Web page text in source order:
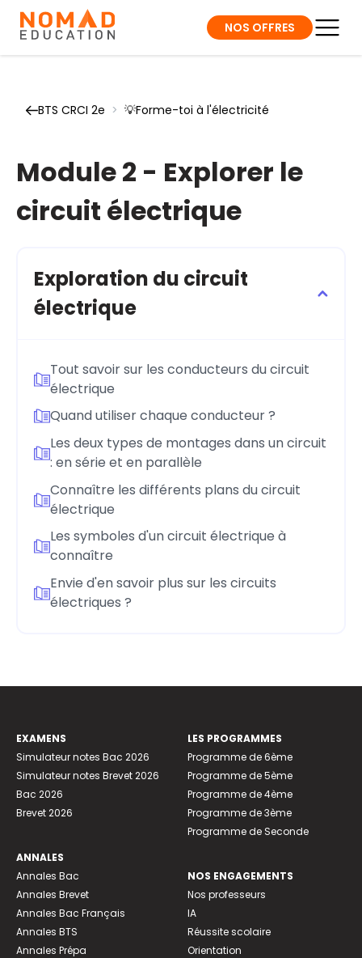
NOS OFFRES
BTS CRCI 2e > 💡Forme-toi à l'électricité
Module 2 - Explorer le
circuit électrique
Exploration du circuit
électrique
Tout savoir sur les conducteurs du circuit
électrique
Quand utiliser chaque conducteur ?
Les deux types de montages dans un circuit
: en série et en parallèle
Connaître les différents plans du circuit
électrique
Les symboles d'un circuit électrique à
connaître
Envie d'en savoir plus sur les circuits
électriques ?
EXAMENS
Simulateur notes Bac 2026
Simulateur notes Brevet 2026
Bac 2026
Brevet 2026
ANNALES
Annales Bac
Annales Brevet
Annales Bac Français
Annales BTS
Annales Prépa
LES PROGRAMMES
Programme de 6ème
Programme de 5ème
Programme de 4ème
Programme de 3ème
Programme de Seconde
NOS ENGAGEMENTS
Nos professeurs
IA
Réussite scolaire
Orientation